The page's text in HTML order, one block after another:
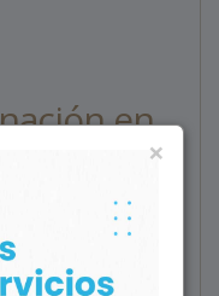
×
en
público